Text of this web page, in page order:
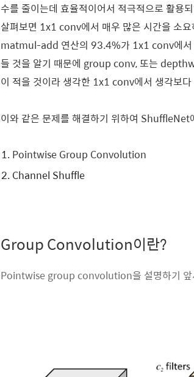
수를 줄이는데 효율적이어서 적극적으로 활
살펴보면 1x1 conv에서 매우 많은 시간을 소
matmul-add 연산의 93.4%가 1x1 conv에서
들 것을 알기 때문에 group conv, 또는
이 적을 것이라 생각한 1x1 conv에서 생각보
이와 같은 문제를 해결하기 위하여
Pointwise Group Convolution
Channel Shuffle
Group Convolution이란?
Pointwise group convolution을 설명하기